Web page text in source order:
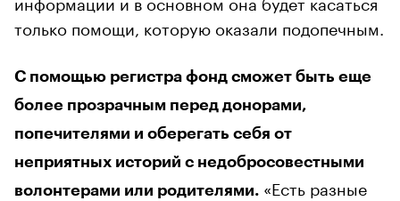
только помощи, которую оказали подопечным.
С помощью регистра фонд сможет быть еще
более прозрачным перед донорами,
попечителями и оберегать себя от
неприятных историй с недобросовестными
волонтерами или родителями. «Есть разные